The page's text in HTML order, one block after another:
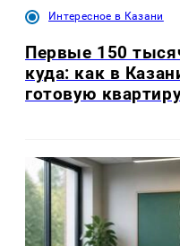
Интересное в Казани
Первые 150
куда: как в
готовую